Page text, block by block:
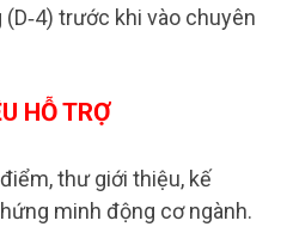
trước khi vào chuyên
HỖ TRỢ
thư giới thiệu, kế
minh động cơ ngành.